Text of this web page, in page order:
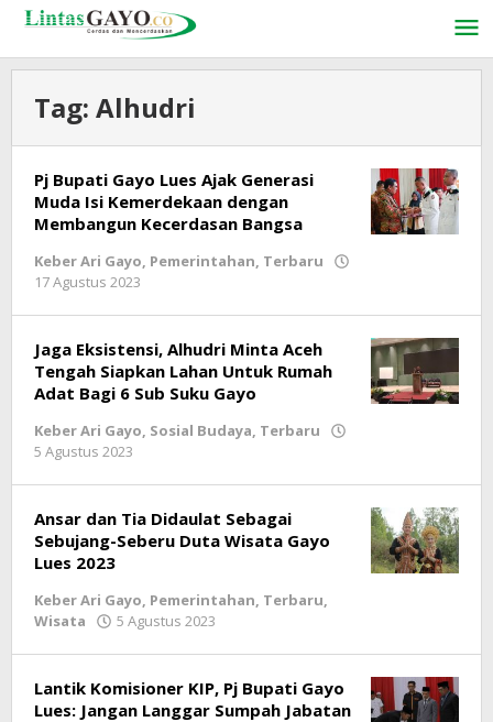
Lewati
konten
Tag: Alhudri
Pj Bupati Gayo Lues Ajak Generasi
Muda Isi Kemerdekaan dengan
Membangun Kecerdasan Bangsa
Keber Ari Gayo, Pemerintahan, Terbaru
17 Agustus 2023
Jaga Eksistensi, Alhudri Minta Aceh
Tengah Siapkan Lahan Untuk Rumah
Adat Bagi 6 Sub Suku Gayo
Keber Ari Gayo, Sosial Budaya, Terbaru
5 Agustus 2023
Ansar dan Tia Didaulat Sebagai
Sebujang-Seberu Duta Wisata Gayo
Lues 2023
Keber Ari Gayo, Pemerintahan, Terbaru,
Wisata
5 Agustus 2023
Lantik Komisioner KIP, Pj Bupati Gayo
Lues: Jangan Langgar Sumpah Jabatan